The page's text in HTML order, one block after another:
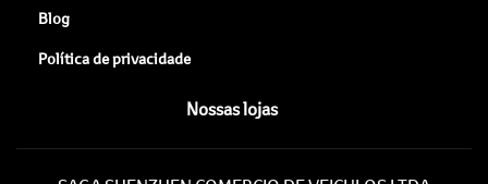
Blog
Política de privacidade
Nossas lojas